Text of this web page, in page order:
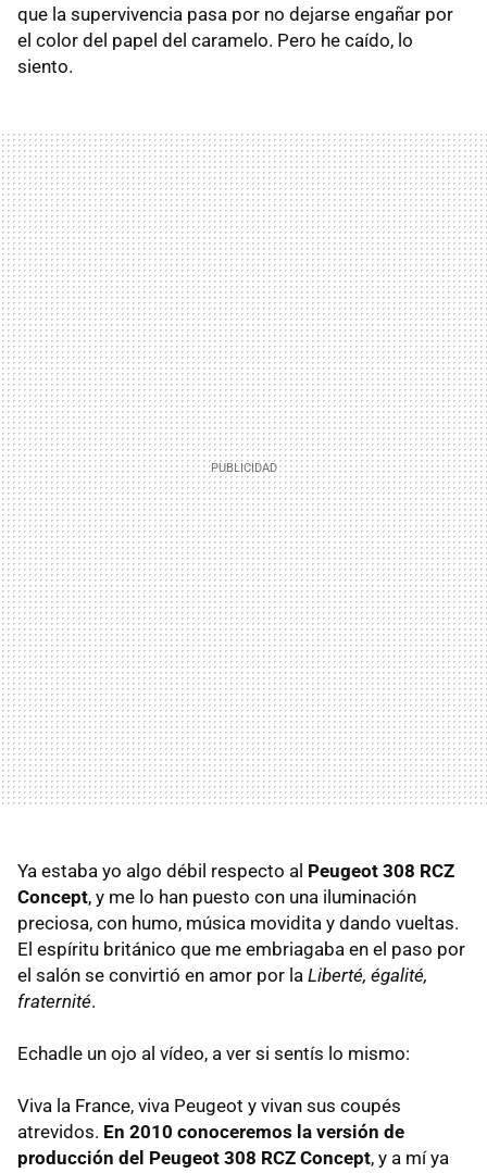
que la supervivencia pasa por no dejarse engañar por
el color del papel del caramelo. Pero he caído, lo
siento.
Ya estaba yo algo débil respecto al Peugeot 308 RCZ
Concept, y me lo han puesto con una iluminación
preciosa, con humo, música movidita y dando vueltas.
El espíritu británico que me embriagaba en el paso por
el salón se convirtió en amor por la Liberté, égalité,
fraternité.
Echadle un ojo al vídeo, a ver si sentís lo mismo:
Viva la France, viva Peugeot y vivan sus coupés
atrevidos. En 2010 conoceremos la versión de
producción del Peugeot 308 RCZ Concept, y a mí ya